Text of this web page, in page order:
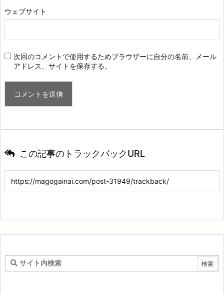
ウェブサイト
次回のコメントで使用するためブラウザーに自分の名前、メール
アドレス、サイトを保存する。
この記事のトラックバックURL